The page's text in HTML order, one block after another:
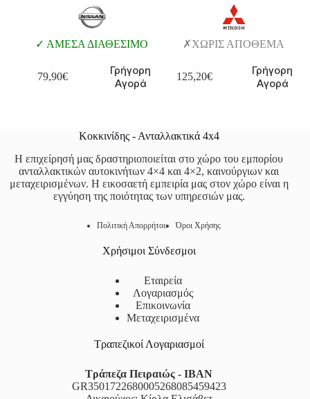
ΑΜΕΣΑ ΔΙΑΘΕΣΙΜΟ
79,90€
Γρήγορη
Αγορά
ΧΩΡΙΣ ΑΠΟΘΕΜΑ
125,20€
Γρήγορη
Αγορά
Κοκκινίδης - Ανταλλακτικά 4x4
Η επιχείρησή μας δραστηριοποιείται στο χώρο του εμπορίου
ανταλλακτικών αυτοκινήτων 4×4 και 4×2, καινούργιων και
μεταχειρισμένων. Η εικοσαετή εμπειρία μας στον χώρο είναι η
εγγύηση της ποιότητας των υπηρεσιών μας.
Πολιτική Απορρήτου Όροι Χρήσης
Χρήσιμοι Σύνδεσμοι
Εταιρεία
Λογαριασμός
Επικοινωνία
Μεταχειρισμένα
Τραπεζικοί Λογαριασμοί
Τράπεζα Πειραιώς - IBAN
GR3501722680005268085459423